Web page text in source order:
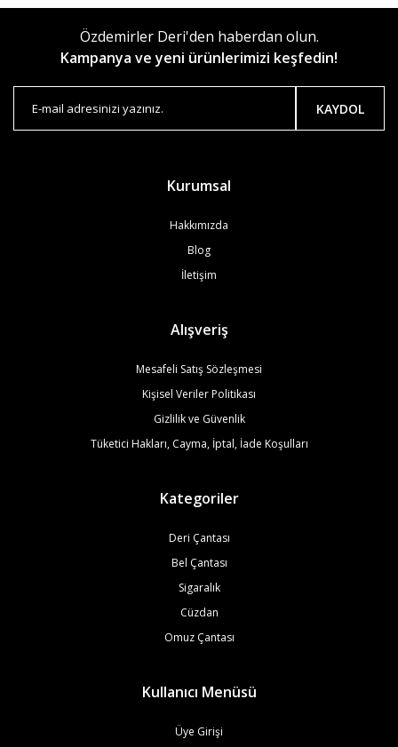
Özdemirler Deri'den haberdan olun.
Kampanya ve yeni ürünlerimizi keşfedin!
KAYDOL
Kurumsal
Hakkımızda
Blog
İletişim
Alışveriş
Mesafeli Satış Sözleşmesi
Kişisel Veriler Politikası
Gizlilik ve Güvenlik
Tüketici Hakları, Cayma, İptal, İade Koşulları
Kategoriler
Deri Çantası
Bel Çantası
Sigaralık
Cüzdan
Omuz Çantası
Kullanıcı Menüsü
Üye Girişi